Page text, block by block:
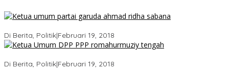
Di Berita, Politik|Februari 19, 2018
Di Berita, Politik|Februari 19, 2018